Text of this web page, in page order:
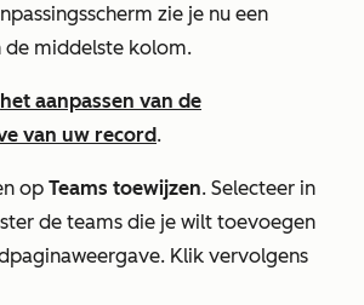
zie je nu een
middelste kolom.
het aanpassen van de
van uw record.
op Teams toewijzen. Selecteer in
de teams die je wilt toevoegen
Klik vervolgens